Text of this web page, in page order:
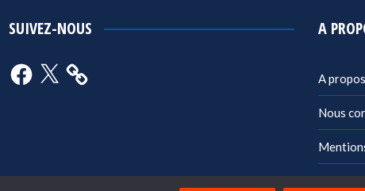
SUIVEZ-NOUS
Facebook
X
A
A propos
Nous